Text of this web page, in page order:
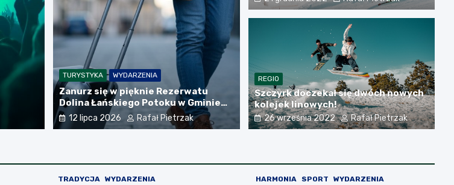
KULTURA PODRÓŻE
Wakacyjne przygody w powiecie bielskim: odkryj letnie
skarby!
30 lipca 2026 Rafał Pietrzak
TURYSTYKA WYDARZENIA
Zanurz się w pięknie Rezerwatu
Dolina Łańskiego Potoku w Gminie
Jasienica
12 lipca 2026 Rafał Pietrzak
REGIO
Szczyrk doczekał się dwóch nowych
kolejek linowych!
26 września 2022 Rafał Pietrzak
TRADYCJA WYDARZENIA HARMONIA SPORT WYDARZENIA